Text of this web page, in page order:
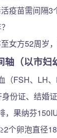
疫苗需间隔3
女方52周岁
（以市妇
（FSH、LH
份证、结婚
，果纳芬
个卵泡直径